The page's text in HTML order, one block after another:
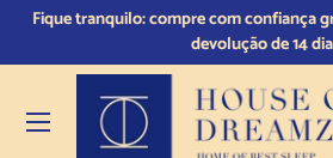
Saltar para o conteúdo
Fique tranquilo: compre com confiança
devolução de 14
Menu